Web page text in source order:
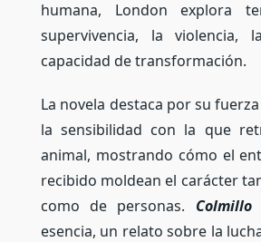
humana, London explora
supervivencia, la violencia,
capacidad de transformación.
La novela destaca por su
la sensibilidad con la que
animal, mostrando cómo el
recibido moldean el carácter
como de personas. Colmillo
esencia, un relato sobre la